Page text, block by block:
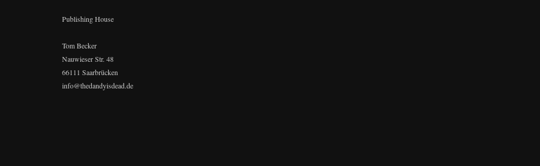
Publishing House
Tom Becker
Nauwieser Str. 48
66111 Saarbrücken
info@thedandyisdead.de